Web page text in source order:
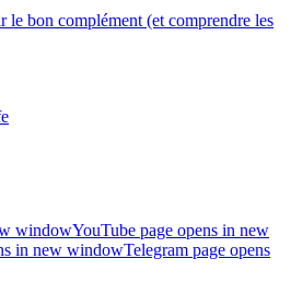
le bon complément (et comprendre les
windowYouTube page opens in new
in new windowTelegram page opens